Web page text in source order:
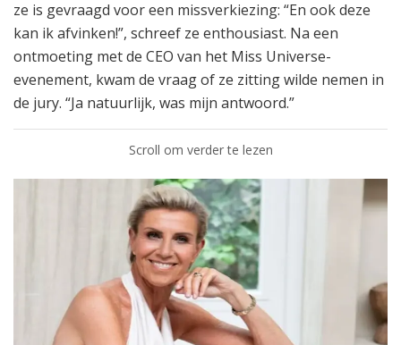
ze is gevraagd voor een missverkiezing: “En ook deze
kan ik afvinken!”, schreef ze enthousiast. Na een
ontmoeting met de CEO van het Miss Universe-
evenement, kwam de vraag of ze zitting wilde nemen in
de jury. “Ja natuurlijk, was mijn antwoord.”
Scroll om verder te lezen